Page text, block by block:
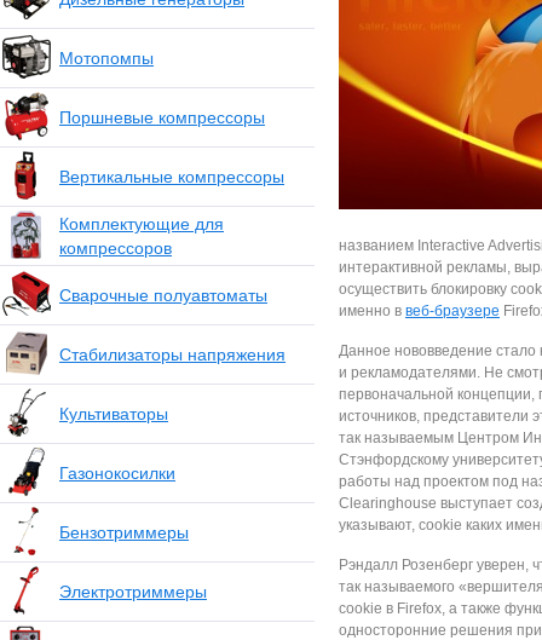
Мотопомпы
Поршневые компрессоры
Вертикальные компрессоры
Комплектующие для
компрессоров
Сварочные полуавтоматы
Стабилизаторы напряжения
Культиваторы
Газонокосилки
Бензотриммеры
Электротриммеры
названием Interactive
интерактивной рекламы,
осуществить блокировку
именно в веб-браузере
Данное нововведение
и рекламодателями. Не
первоначальной
источников, представители
так называемым Центром
Стэнфордскому
работы над проектом под
Clearinghouse выступает
указывают, cookie каких
Рэндалл Розенберг уверен,
так называемого
cookie в Firefox, а также
односторонние решения